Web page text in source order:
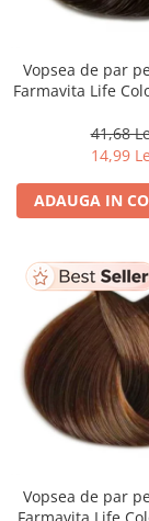
Vopsea de par
Farmavita Life
41,68
14,99
ADAUGA IN
Vopsea de par